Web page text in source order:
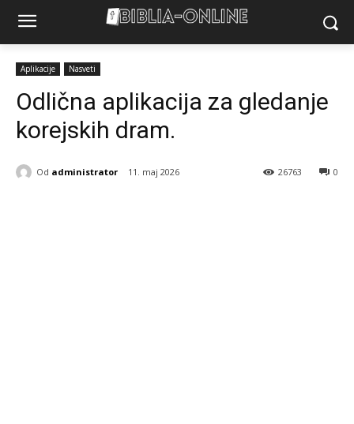
Aplikacije Nasveti
Odlična aplikacija za gledanje
korejskih dram.
Od administrator 11. maj 2026 0
26763